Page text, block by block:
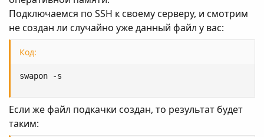
Подключаемся по SSH к своему серверу, и смотрим
не создан ли случайно уже данный файл у вас:
Код:
swapon -s
Если же файл подкачки создан, то результат будет
таким: